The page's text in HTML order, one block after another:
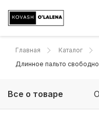
Главная Каталог
Длинное пальто
Все о товаре